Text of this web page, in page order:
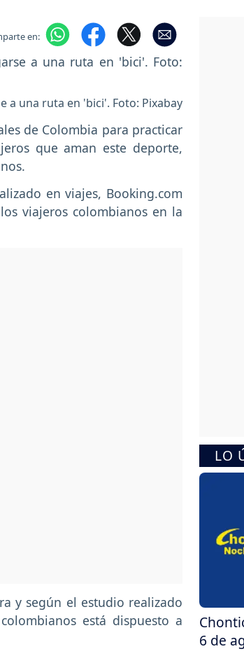
en:
a una ruta en 'bici'. Foto: Pixabay
de Colombia para practicar
que aman este deporte,
en viajes, Booking.com
viajeros colombianos en la
y según el estudio realizado
está dispuesto a
LO
6 de